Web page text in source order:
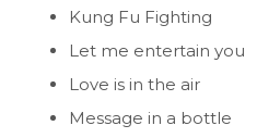
Kung Fu Fighting
Let me entertain you
Love is in the air
Message in a bottle